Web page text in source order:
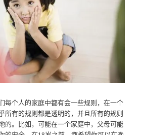
每个人的家庭中都有会一些规则，在一个
所有的规则都是透明的，并且所有的规则
的。比如，可能在一个家庭中，父母可能